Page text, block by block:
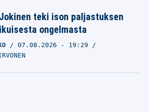
teki ison paljastuksen
ongelmasta
07.08.2026 - 19:29